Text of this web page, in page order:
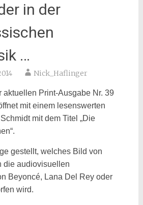
in der
…
Nick_Haflinger
aktuellen Print-Ausgabe Nr. 39
mit einem lesenswerten
mit dem Titel „Die
gestellt, welches Bild von
die audiovisuellen
Beyoncé, Lana Del Rey oder
wird.